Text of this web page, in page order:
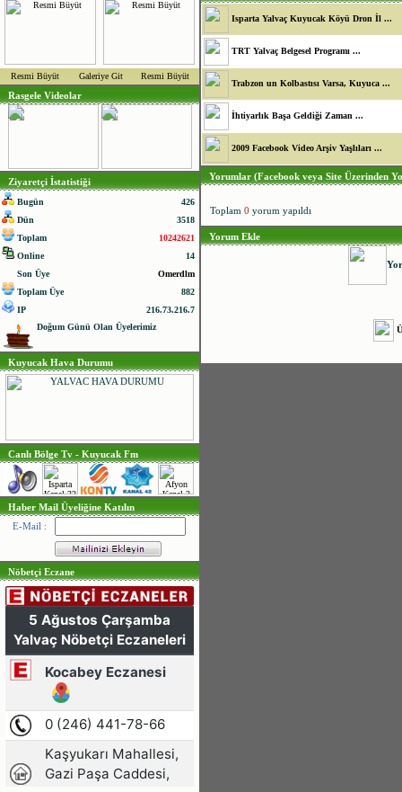
Resmi Büyüt Galeriye Git Resmi Büyüt
Rasgele Videolar
Ziyaretçi İstatistiği
Bugün
426
Dün
3518
Toplam
10242621
Online
14
Son Üye
Omerdlm
Toplam Üye
882
IP
216.73.216.7
Doğum Günü Olan Üyelerimiz
Kuyucak Hava Durumu
Canlı Bölge Tv - Kuyucak Fm
Haber Mail Üyeliğine Katılın
E-Mail :
Nöbetçi Eczane
Isparta Yalvaç Kuyucak Köyü Dron İl ...
TRT Yalvaç Belgesel Programı ...
Trabzon un Kolbastısı Varsa, Kuyuca ...
İhtiyarlık Başa Geldiği Zaman ...
2009 Facebook Video Arşiv Yaşlıları ...
Yorumlar (Facebook veya Site Üzerinden
Toplam 0 yorum yapıldı
Yorum Ekle